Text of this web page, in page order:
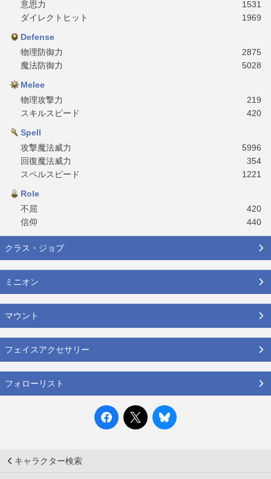
意思力
1531
ダイレクトヒット
1969
Defense
物理防御力
2875
魔法防御力
5028
Melee
物理攻撃力
219
スキルスピード
420
Spell
攻撃魔法威力
5996
回復魔法威力
354
スペルスピード
1221
Role
不屈
420
信仰
440
クラス・ジョブ
ミニオン
マウント
フェイスアクセサリー
フォローリスト
キャラクター検索